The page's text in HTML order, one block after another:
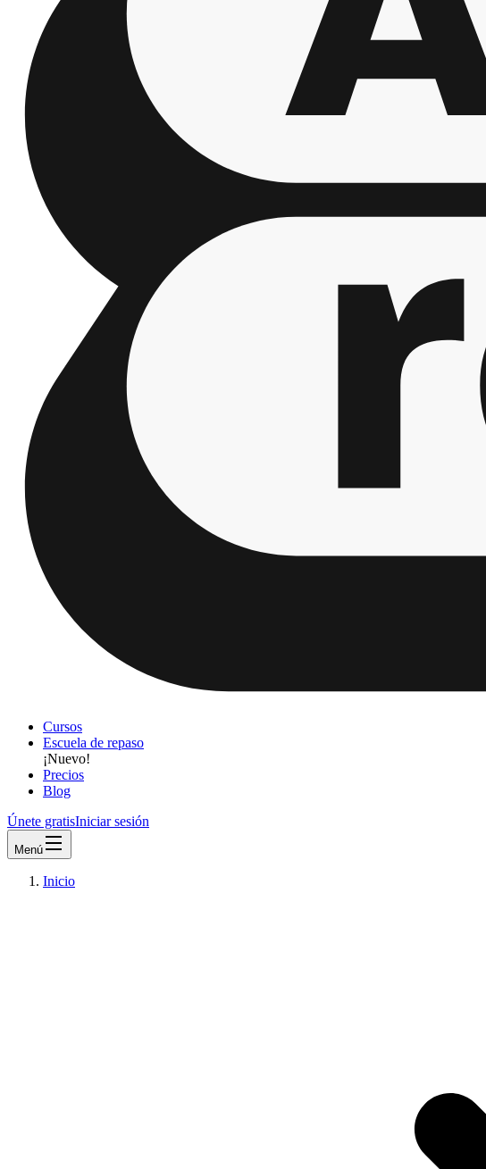
Cursos
Escuela de repaso
¡Nuevo!
Precios
Blog
Únete gratisIniciar sesión
Menú
Inicio